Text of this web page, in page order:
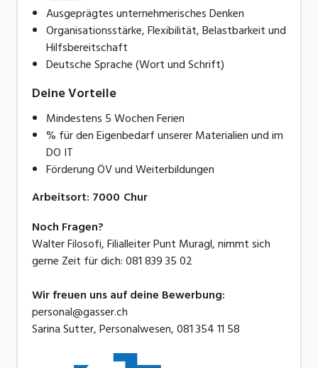
Ausgeprägtes unternehmerisches Denken
Organisationsstärke, Flexibilität, Belastbarkeit und
Hilfsbereitschaft
Deutsche Sprache (Wort und Schrift)
Deine Vorteile
Mindestens 5 Wochen Ferien
% für den Eigenbedarf unserer Materialien und im
DO IT
Förderung ÖV und Weiterbildungen
Arbeitsort: 7000 Chur
Noch Fragen?
Walter Filosofi, Filialleiter Punt Muragl, nimmt sich
gerne Zeit für dich: 081 839 35 02
Wir freuen uns auf deine Bewerbung:
personal@gasser.ch
Sarina Sutter, Personalwesen, 081 354 11 58